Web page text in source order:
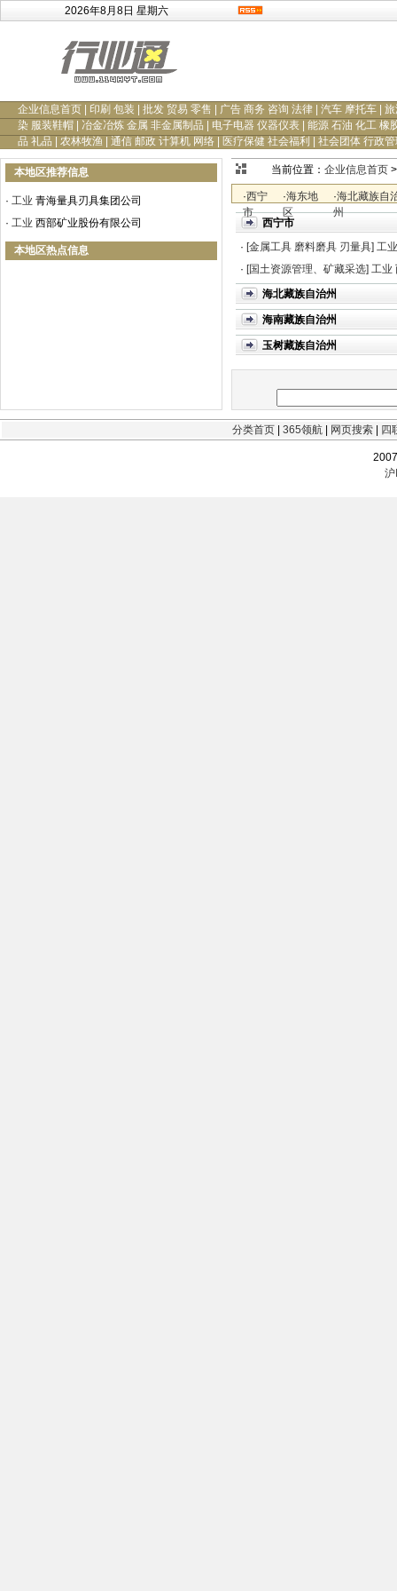
2026年8月8日 星期六
企业信息首页 印刷 包装 批发 贸易 零售 广告 商务 咨询 法律 汽车 摩托车
旅
染 服装鞋帽
冶金冶炼 金属 非金属制品 电子电器 仪器仪表
能源 石油 化工 橡
品 礼品
农林牧渔 通信 邮政 计算机 网络 医疗保健 社会福利 社会团体 行政
本地区推荐信息
· 工业 青海量具刃具集团公司
· 工业 西部矿业股份有限公司
本地区热点信息
当前位置： 企业信息首页
·西宁
市
·海东地
区
·海北藏族自
州
西宁市
· [金属工具 磨料磨具 刃量具] 工业
· [国土资源管理、矿藏采选] 工业
海北藏族自治州
海南藏族自治州
玉树藏族自治州
分类首页 365领航 网页搜索 四